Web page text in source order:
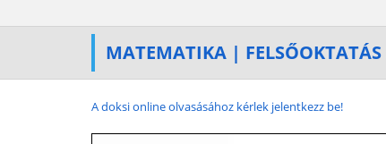
MATEMATIKA | FELSŐOKTATÁS
A doksi online olvasásához kérlek jelentkezz be!